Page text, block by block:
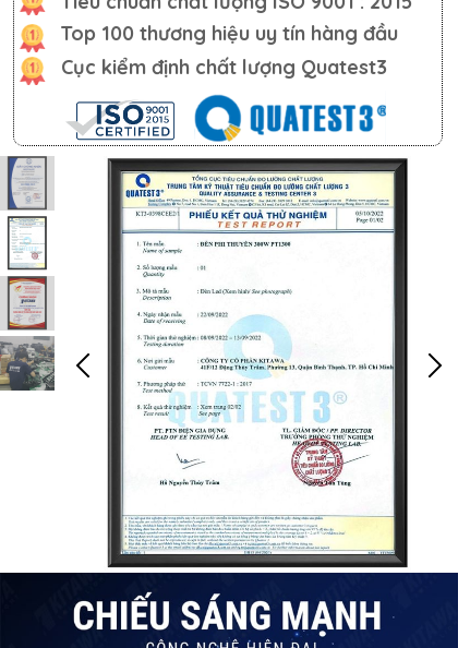
Top 100 thương hiệu uy tín hàng đầu
Cục kiểm định chất lượng Quatest3